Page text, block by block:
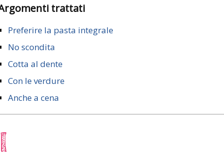
Argomenti trattati
Preferire la pasta integrale
No scondita
Cotta al dente
Con le verdure
Anche a cena